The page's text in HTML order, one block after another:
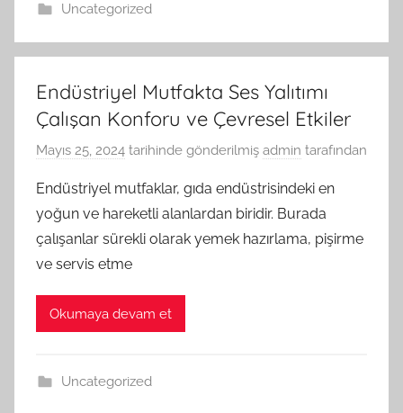
Uncategorized
Endüstriyel Mutfakta Ses Yalıtımı
Çalışan Konforu ve Çevresel Etkiler
Mayıs 25, 2024 tarihinde gönderilmiş admin tarafından
Endüstriyel mutfaklar, gıda endüstrisindeki en
yoğun ve hareketli alanlardan biridir. Burada
çalışanlar sürekli olarak yemek hazırlama, pişirme
ve servis etme
Okumaya devam et
Uncategorized